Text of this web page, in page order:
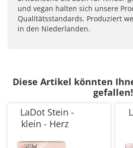
und vegan halten sich unsere
Qualitätsstandards. Produziert
in den Niederlanden.
Diese Artikel könnten
gefallen!
LaDot Stein -
klein - Herz